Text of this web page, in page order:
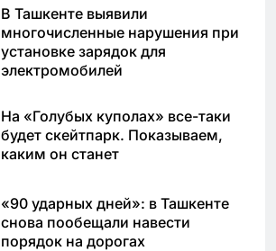
В Ташкенте выявили
многочисленные нарушения при
установке зарядок для
электромобилей
На «Голубых куполах» все-таки
будет скейтпарк. Показываем,
каким он станет
«90 ударных дней»: в Ташкенте
снова пообещали навести
порядок на дорогах